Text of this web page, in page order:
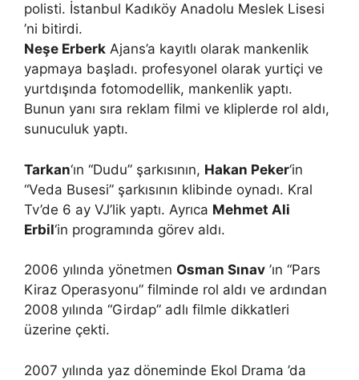
polisti. İstanbul Kadıköy Anadolu Meslek Lisesi
’ni bitirdi.
Neşe Erberk Ajans’a kayıtlı olarak mankenlik
yapmaya başladı. profesyonel olarak yurtiçi ve
yurtdışında fotomodellik, mankenlik yaptı.
Bunun yanı sıra reklam filmi ve kliplerde rol aldı,
sunuculuk yaptı.
Tarkan‘ın “Dudu” şarkısının, Hakan Peker‘in
“Veda Busesi” şarkısının klibinde oynadı. Kral
Tv’de 6 ay VJ’lik yaptı. Ayrıca Mehmet Ali
Erbil‘in programında görev aldı.
2006 yılında yönetmen Osman Sınav ’ın “Pars
Kiraz Operasyonu” filminde rol aldı ve ardından
2008 yılında “Girdap” adlı filmle dikkatleri
üzerine çekti.
2007 yılında yaz döneminde Ekol Drama ’da